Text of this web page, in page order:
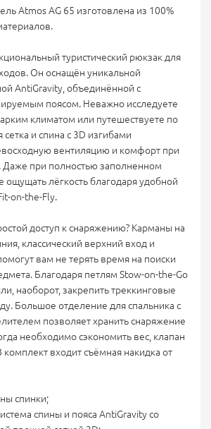
Atmos AG 65 изготовлена из 100%
туристический рюкзак для
Он оснащён уникальной
AntiGravity, объединённой с
поясом. Неважно исследуете
климатом или путешествуете по
и спина с 3D изгибами
вентиляцию и комфорт при
Даже при полностью заполненном
ощущать лёгкость благодаря удобной
on-the-Fly.
доступ к снаряжению? Карманы на
классический верхний вход и
вам не терять время на поиски
Благодаря петлям Stow-on-the-Go
наоборот, закрепить треккинговые
Большое отделение для спальника с
позволяет хранить снаряжение
необходимо сэкономить вес, клапан
комплект входит съёмная накидка от
спинки;
спины и пояса AntiGravity со